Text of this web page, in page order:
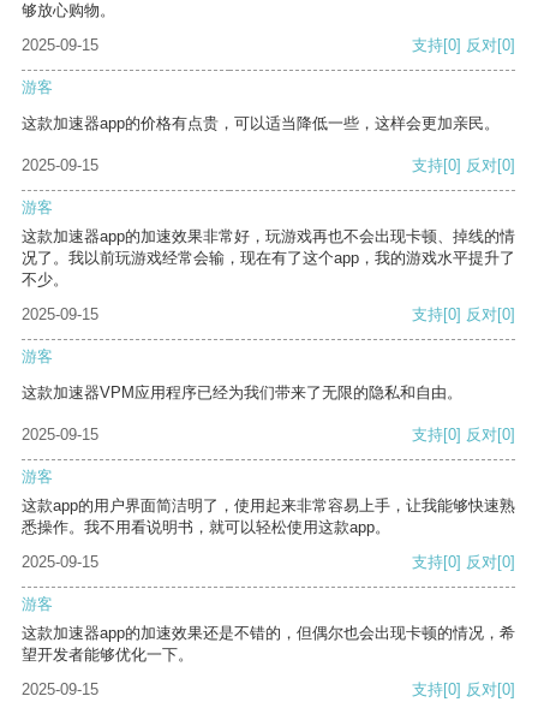
够放心购物。
2025-09-15
支持[0] 反对[0]
游客
这款加速器app的价格有点贵，可以适当降低一些，这样会更加亲民。
2025-09-15 支持[0] 反对[0]
游客
这款加速器app的加速效果非常好，玩游戏再也不会出现卡顿、掉线的情
况了。我以前玩游戏经常会输，现在有了这个app，我的游戏水平提升了
不少。
2025-09-15
支持[0] 反对[0]
游客
这款加速器VPM应用程序已经为我们带来了无限的隐私和自由。
2025-09-15 支持[0] 反对[0]
游客
这款app的用户界面简洁明了，使用起来非常容易上手，让我能够快速熟
悉操作。我不用看说明书，就可以轻松使用这款app。
2025-09-15
支持[0] 反对[0]
游客
这款加速器app的加速效果还是不错的，但偶尔也会出现卡顿的情况，希
望开发者能够优化一下。
2025-09-15
支持[0] 反对[0]